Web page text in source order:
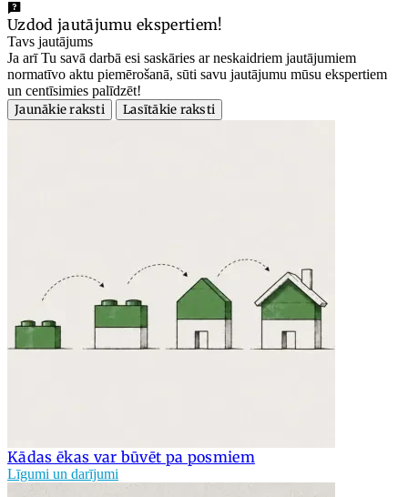
Uzdod jautājumu ekspertiem!
Tavs jautājums
Ja arī Tu savā darbā esi saskāries ar neskaidriem jautājumiem
normatīvo aktu piemērošanā, sūti savu jautājumu mūsu ekspertiem
un centīsimies palīdzēt!
Jaunākie raksti
Lasītākie raksti
Kādas ēkas var būvēt pa posmiem
Līgumi un darījumi